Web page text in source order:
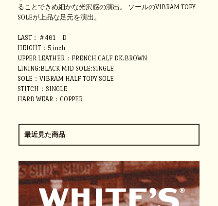
ることできめ細かな光沢感の演出。 ソールのVIBRAM TOPY
SOLEが上品な足元を演出。
LAST：＃461 D
HEIGHT：5 inch
UPPER LEATHER：FRENCH CALF DK.BROWN
LINING:BLACK MID SOLE:SINGLE
SOLE：VIBRAM HALF TOPY SOLE
STITCH：SINGLE
HARD WEAR：COPPER
最近見た商品